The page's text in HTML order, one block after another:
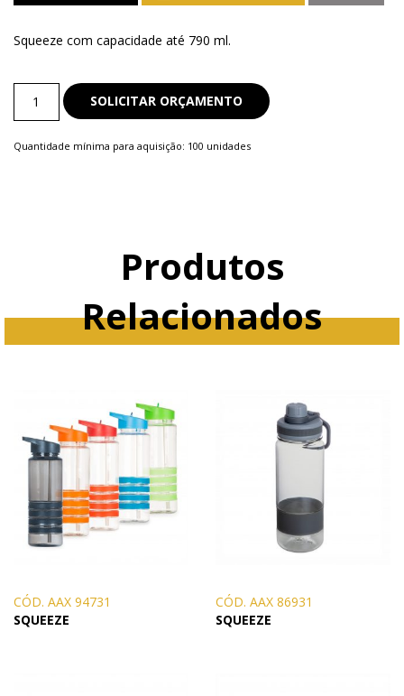
Squeeze com capacidade até 790 ml.
quantity
SOLICITAR ORÇAMENTO
Quantidade mínima para aquisição: 100 unidades
Produtos
Relacionados
CÓD. AAX 94731
SQUEEZE
CÓD. AAX 86931
SQUEEZE